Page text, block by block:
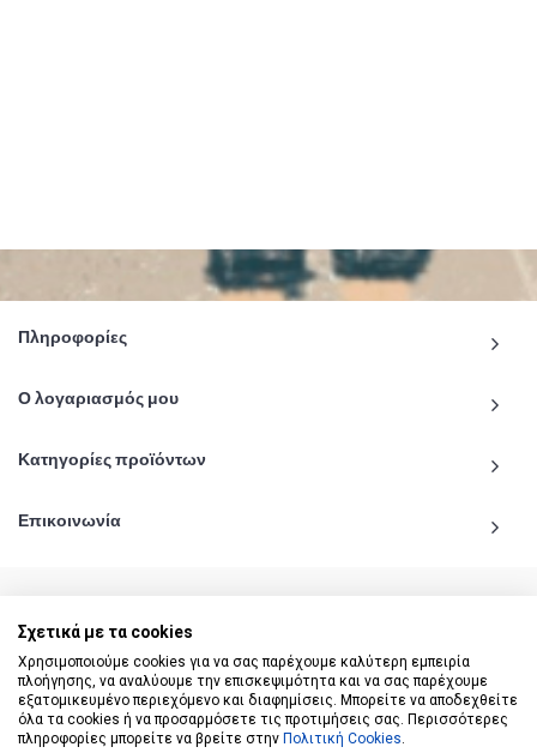
Πληροφορίες
Ο λογαριασμός μου
Κατηγορίες προϊόντων
Επικοινωνία
© 2020 - 2026 katiginetai.gr All Rights Reserved.
Σχετικά με τα cookies
Χρησιμοποιούμε cookies για να σας παρέχουμε καλύτερη εμπειρία
πλοήγησης, να αναλύουμε την επισκεψιμότητα και να σας παρέχουμε
εξατομικευμένο περιεχόμενο και διαφημίσεις. Μπορείτε να αποδεχθείτε
όλα τα cookies ή να προσαρμόσετε τις προτιμήσεις σας. Περισσότερες
πληροφορίες μπορείτε να βρείτε στην Πολιτική Cookies.